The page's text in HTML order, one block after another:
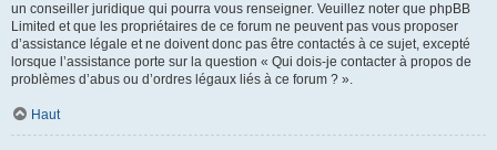
un conseiller juridique qui pourra vous renseigner. Veuillez noter que phpBB
Limited et que les propriétaires de ce forum ne peuvent pas vous proposer
d’assistance légale et ne doivent donc pas être contactés à ce sujet, excepté
lorsque l’assistance porte sur la question « Qui dois-je contacter à propos de
problèmes d’abus ou d’ordres légaux liés à ce forum ? ».
Haut